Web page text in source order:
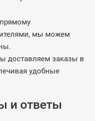
мы можем
доставляем заказы в
удобные
и ответы